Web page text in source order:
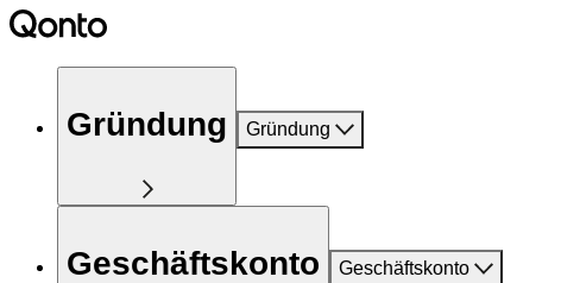
Gründung Gründung
Geschäftskonto Geschäftskonto